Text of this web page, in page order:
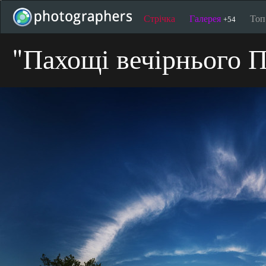
Стрічка Галерея +54
"Пахощі вечірнього